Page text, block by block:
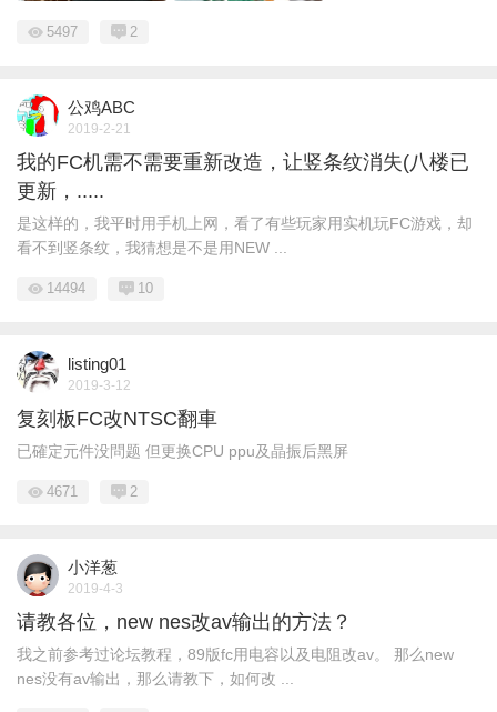
5497 2
公鸡ABC
2019-2-21
我的FC机需不需要重新改造，让竖条纹消失(八楼已
更新，.....
是这样的，我平时用手机上网，看了有些玩家用实机玩FC游戏，却
看不到竖条纹，我猜想是不是用NEW ...
14494 10
listing01
2019-3-12
复刻板FC改NTSC翻車
已確定元件没問题 但更换CPU ppu及晶振后黑屏
4671 2
小洋葱
2019-4-3
请教各位，new nes改av输出的方法？
我之前参考过论坛教程，89版fc用电容以及电阻改av。 那么new
nes没有av输出，那么请教下，如何改 ...